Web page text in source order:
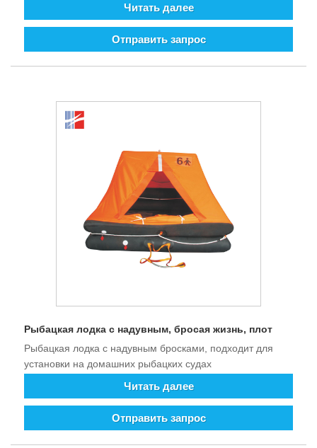
Читать далее
Отправить запрос
Рыбацкая лодка с надувным, бросая жизнь, плот
Рыбацкая лодка с надувным бросками, подходит для
установки на домашних рыбацких судах
Читать далее
Отправить запрос